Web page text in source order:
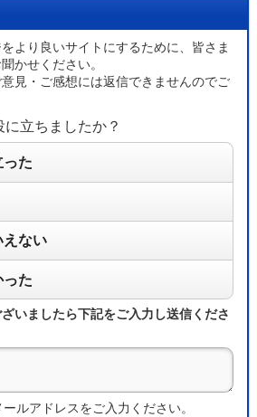
より良いサイトにするために、皆さま
かせください。
見・ご感想には返信できませんのでご
立ちましたか？
った
えない
った
いましたら下記をご入力し送信くださ
ルアドレスをご入力ください。